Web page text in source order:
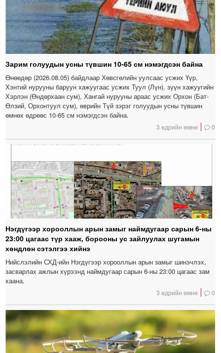
Зарим голуудын усны түвшин 10-65 см нэмэгдсэн байна
Өнөөдөр (2026.08.05) байдлаар Хөвсгөлийн уулсаас усжих Үүр,
Хэнтий нурууны баруун хажуугаас усжих Туул (Лүн), зүүн хажуугийн
Хэрлэн (Өндөрхаан сум), Хангай нурууны араас усжих Орхон (Бат-
Өлзий, Орхонтуул сум), өврийн Түй зэрэг голуудын усны түвшин
өмнөх өдрөөс 10-65 см нэмэгдсэн байна.
3 өдрийн өмнө 0
Нэгдүгээр хорооллын арын замыг наймдугаар сарын 6-ны
23:00 цагаас түр хааж, борооны ус зайлуулах шугамын
хөндлөн сэтэлгээ хийнэ
Нийслэлийн СХД-ийн Нэгдүгээр хорооллын арын замыг шинэчлэх,
засварлах ажлын хүрээнд наймдугаар сарын 6-ны 23:00 цагаас зам
хаана.
3 өдрийн өмнө 0